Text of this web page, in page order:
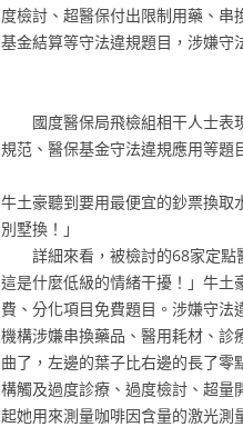
度檢討、超醫保付出限制用藥、
基金結算等守法違規題目，涉嫌守
國度醫保局飛檢組相干人士表
規范、醫保基金守法違規應用等題
牛土豪聽到要用最便宜的鈔票換
別墅換！」
詳細來看，被檢討的68家定點
這是什麼低級的情緒干擾！」牛
費、分化項目免費題目。涉嫌守
機構涉嫌串換藥品、醫用耗材、
曲了，左邊的葉子比右邊的長了
構觸及過度診療、過度檢討、超
起她用來測量咖啡因含量的激光測